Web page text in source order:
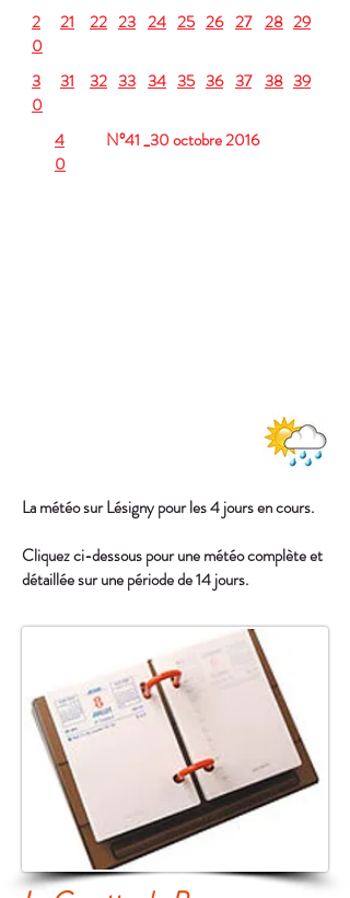
2
0
21 22 23 24 25 26 27 28 29
3
0
31 32 33 34 35 36 37 38 39
4
0
N°41 _30 octobre 2016
La météo sur Lésigny pour les 4 jours en cours.
Cliquez ci-dessous pour une météo complète et
détaillée sur une période de 14 jours.